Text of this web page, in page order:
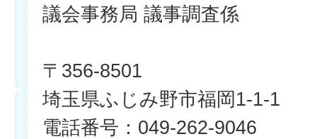
議会事務局 議事調査係
〒356-8501
埼玉県ふじみ野市福岡1-1-1
電話番号：049-262-9046